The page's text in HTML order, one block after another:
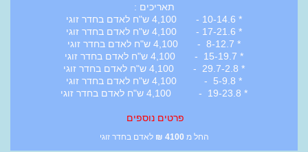
תאריכים :
* 10-14.6 - 4,100 ש"ח לאדם בחדר זוגי
* 17-21.6 - 4,100 ש"ח לאדם בחדר זוגי
* 8-12.7 - 4,100 ש"ח לאדם בחדר זוגי
* 15-19.7 - 4,100 ש"ח לאדם בחדר זוגי
* 29.7-2.8 - 4,100 ש"ח לאדם בחדר זוגי
* 5-9.8 - 4,100 ש"ח לאדם בחדר זוגי
* 19-23.8 - 4,100 ש"ח לאדם בחדר זוגי
פרטים נוספים
החל מ 4100
₪ לאדם בחדר זוגי